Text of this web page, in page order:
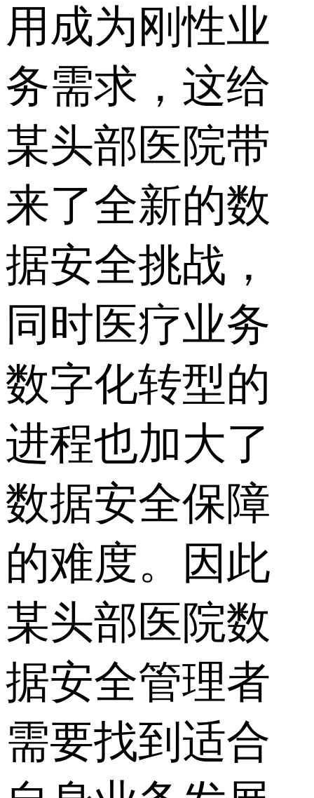
用成为刚性业
务需求，这给
某头部医院带
来了全新的数
据安全挑战，
同时医疗业务
数字化转型的
进程也加大了
数据安全保障
的难度。因此
某头部医院数
据安全管理者
需要找到适合